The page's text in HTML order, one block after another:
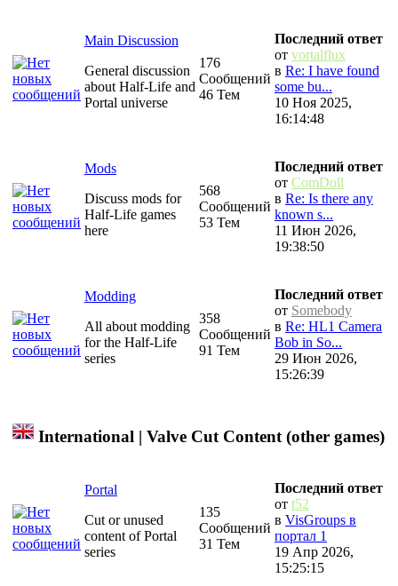
Main Discussion
General discussion
about Half-Life and
Portal universe
176
Сообщений
46 Тем
Последний ответ
от vortalflux
в Re: I have found
some bu...
10 Ноя 2025,
16:14:48
Mods
Discuss mods for
Half-Life games
here
568
Сообщений
53 Тем
Последний ответ
от ComDoll
в Re: Is there any
known s...
11 Июн 2026,
19:38:50
Modding
All about modding
for the Half-Life
series
358
Сообщений
91 Тем
Последний ответ
от Somebody
в Re: HL1 Camera
Bob in So...
29 Июн 2026,
15:26:39
International | Valve Cut Content (other games)
Portal
Cut or unused
content of Portal
series
135
Сообщений
31 Тем
Последний ответ
от t52
в VisGroups в
портал 1
19 Апр 2026,
15:25:15